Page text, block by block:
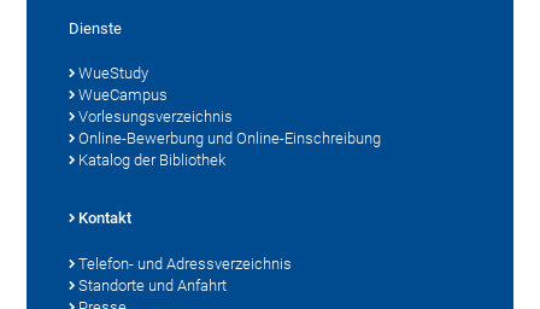
Dienste
WueStudy
WueCampus
Vorlesungsverzeichnis
Online-Bewerbung und Online-Einschreibung
Katalog der Bibliothek
Kontakt
Telefon- und Adressverzeichnis
Standorte und Anfahrt